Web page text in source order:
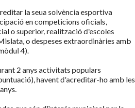
la seua solvència esportiva
en competicions oficials,
o superior, realització d'escoles
o despeses extraordinàries amb
4).
2 anys activitats populars
havent d'acreditar-ho amb les